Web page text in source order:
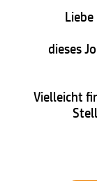
dieses
Vielleicht